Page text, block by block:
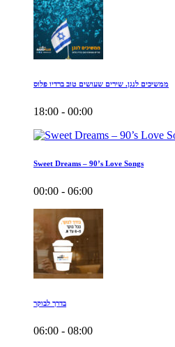
ממשיכים לנגן. שירים שעושים טוב ברדיו פלוס
18:00 - 00:00
Sweet Dreams – 90’s Love Songs
00:00 - 06:00
בדרך לבוקר
06:00 - 08:00